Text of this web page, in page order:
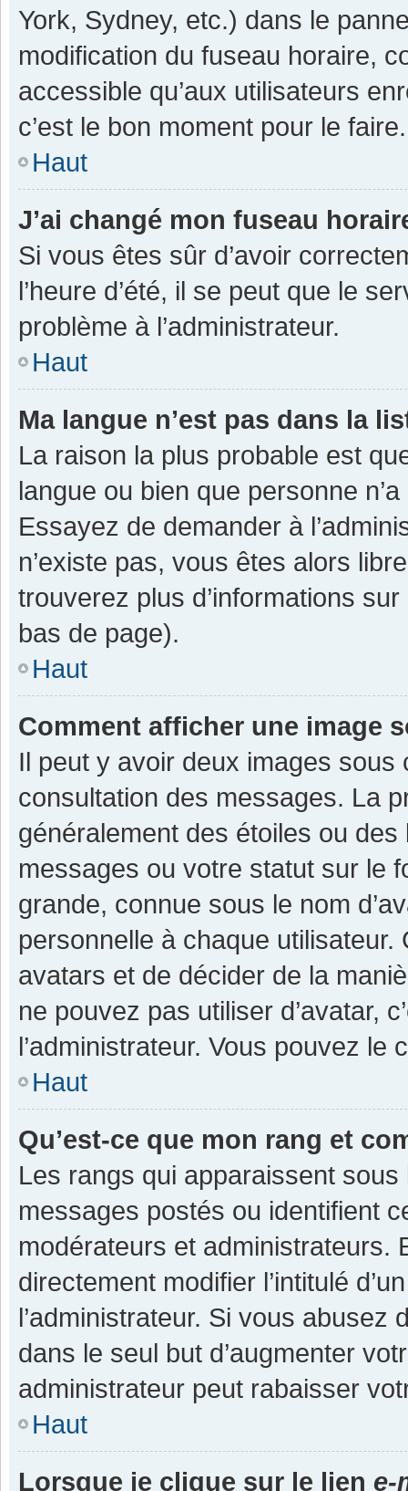
York, Sydney, etc.) dans le
modification du fuseau horaire,
accessible qu’aux utilisateurs
c’est le bon moment pour le faire.
Haut
J’ai changé mon fuseau
Si vous êtes sûr d’avoir
l’heure d’été, il se peut que le
problème à l’administrateur.
Haut
Ma langue n’est pas dans la
La raison la plus probable est
langue ou bien que personne
Essayez de demander à
n’existe pas, vous êtes alors
trouverez plus d’informations
bas de page).
Haut
Comment afficher une image
Il peut y avoir deux images sous
consultation des messages. La
généralement des étoiles ou
messages ou votre statut sur le
grande, connue sous le nom
personnelle à chaque utilisateur.
avatars et de décider de la
ne pouvez pas utiliser d’avatar,
l’administrateur. Vous pouvez
Haut
Qu’est-ce que mon rang et
Les rangs qui apparaissent
messages postés ou identifient
modérateurs et administrateurs.
directement modifier l’intitulé
l’administrateur. Si vous
dans le seul but d’augmenter
administrateur peut rabaisser
Haut
Lorsque je clique sur le lien e-